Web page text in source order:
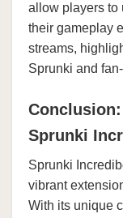
allow players to
their gameplay
streams,
Sprunki and
Sprunki
Sprunki
vibrant
With its unique